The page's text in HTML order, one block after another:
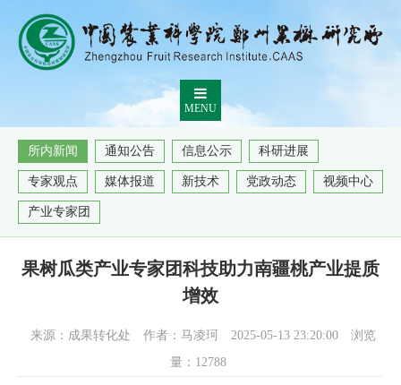
MENU
所内新闻 通知公告 信息公示 科研进展
专家观点 媒体报道 新技术 党政动态 视频中心
产业专家团
果树瓜类产业专家团科技助力南疆桃产业提质
增效
来源：成果转化处 作者：马凌珂 2025-05-13 23:20:00
浏览
量： 12788